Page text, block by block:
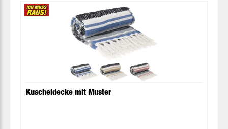
Kuscheldecke mit Muster